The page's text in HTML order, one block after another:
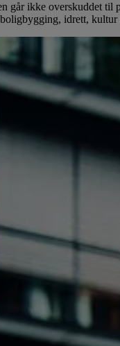
går ikke overskuddet til
idrett, kultur